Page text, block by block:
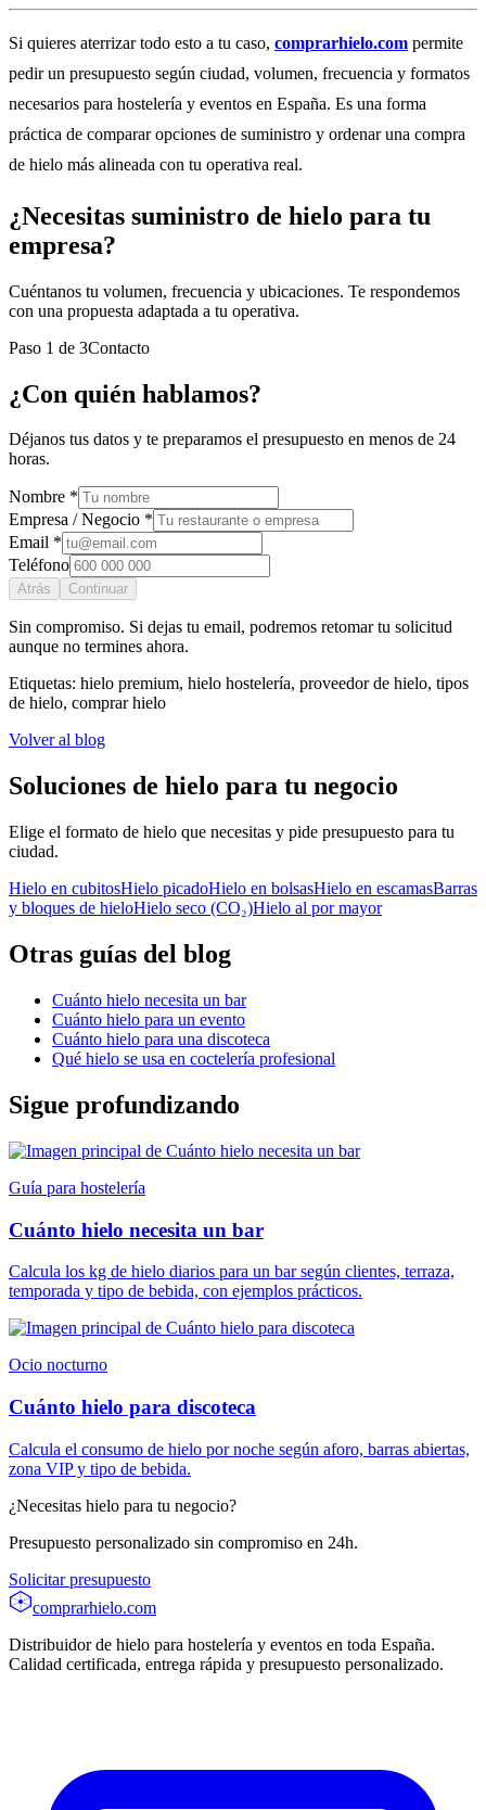
Si quieres aterrizar todo esto a tu caso, comprarhielo.com permite
pedir un presupuesto según ciudad, volumen, frecuencia y formatos
necesarios para hostelería y eventos en España. Es una forma
práctica de comparar opciones de suministro y ordenar una compra
de hielo más alineada con tu operativa real.
¿Necesitas suministro de hielo para tu
empresa?
Cuéntanos tu volumen, frecuencia y ubicaciones. Te respondemos
con una propuesta adaptada a tu operativa.
Paso 1 de 3Contacto
¿Con quién hablamos?
Déjanos tus datos y te preparamos el presupuesto en menos de 24
horas.
Nombre *
Empresa / Negocio *
Email *
Teléfono
Atrás Continuar
Sin compromiso. Si dejas tu email, podremos retomar tu solicitud
aunque no termines ahora.
Etiquetas: hielo premium, hielo hostelería, proveedor de hielo, tipos
de hielo, comprar hielo
Volver al blog
Soluciones de hielo para tu negocio
Elige el formato de hielo que necesitas y pide presupuesto para tu
ciudad.
Hielo en cubitosHielo picadoHielo en bolsasHielo en escamasBarras
y bloques de hieloHielo seco (CO₂)Hielo al por mayor
Otras guías del blog
Cuánto hielo necesita un bar
Cuánto hielo para un evento
Cuánto hielo para una discoteca
Qué hielo se usa en coctelería profesional
Sigue profundizando
Guía para hostelería
Cuánto hielo necesita un bar
Calcula los kg de hielo diarios para un bar según clientes, terraza,
temporada y tipo de bebida, con ejemplos prácticos.
Ocio nocturno
Cuánto hielo para discoteca
Calcula el consumo de hielo por noche según aforo, barras abiertas,
zona VIP y tipo de bebida.
¿Necesitas hielo para tu negocio?
Presupuesto personalizado sin compromiso en 24h.
Solicitar presupuesto
comprarhielo.com
Distribuidor de hielo para hostelería y eventos en toda España.
Calidad certificada, entrega rápida y presupuesto personalizado.